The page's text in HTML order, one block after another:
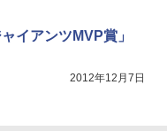
イアンツMVP賞」
2012年12月7日